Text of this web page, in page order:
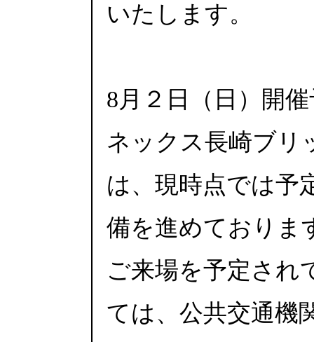
いたします。
8月２日（日）開
ネックス長崎ブリ
は、現時点では予
備を進めておりま
ご来場を予定され
ては、公共交通機